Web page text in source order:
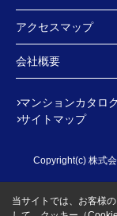
アクセスマップ
会社概要
マンションカタロ
サイトマップ
Copyright(c) 株式
当サイトでは、お客様